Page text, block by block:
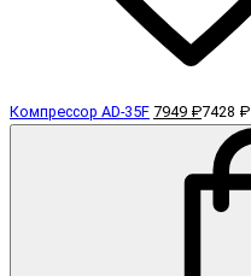
Компрессор AD-35F 7949 ₽7428 ₽